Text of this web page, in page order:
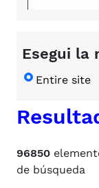
Esegui la
Entire site
96850
de búsqueda